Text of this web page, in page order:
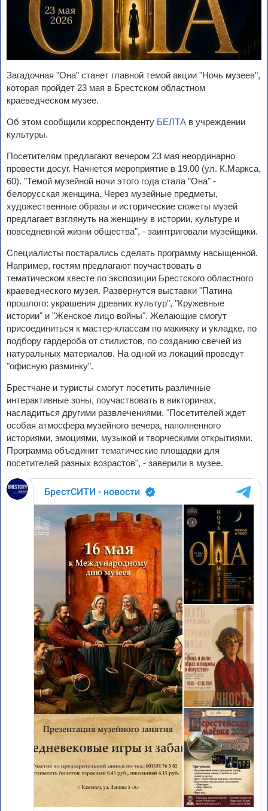
Загадочная "Она" станет главной темой акции "Ночь музеев",
которая пройдет 23 мая в Брестском областном
краеведческом музее.
Об этом сообщили корреспонденту БЕЛТА в учреждении
культуры.
Посетителям предлагают вечером 23 мая неординарно
провести досуг. Начнется мероприятие в 19.00 (ул. К.Маркса,
60). "Темой музейной ночи этого года стала "Она" -
белорусская женщина. Через музейные предметы,
художественные образы и исторические сюжеты музей
предлагает взглянуть на женщину в истории, культуре и
повседневной жизни общества", - заинтриговали музейщики.
Специалисты постарались сделать программу насыщенной.
Например, гостям предлагают поучаствовать в
тематическом квесте по экспозиции Брестского областного
краеведческого музея. Развернутся выставки "Патина
прошлого: украшения древних культур", "Кружевные
истории" и "Женское лицо войны". Желающие смогут
присоединиться к мастер-классам по макияжу и укладке, по
подбору гардероба от стилистов, по созданию свечей из
натуральных материалов. На одной из локаций проведут
"офисную разминку".
Брестчане и туристы смогут посетить различные
интерактивные зоны, поучаствовать в викторинах,
насладиться другими развлечениями. "Посетителей ждет
особая атмосфера музейного вечера, наполненного
историями, эмоциями, музыкой и творческими открытиями.
Программа объединит тематические площадки для
посетителей разных возрастов", - заверили в музее.